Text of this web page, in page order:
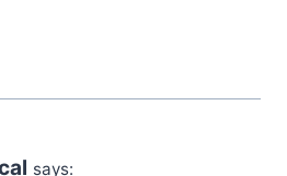
says: